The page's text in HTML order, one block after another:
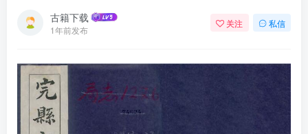
古籍下载
1年前发布
关注 私信